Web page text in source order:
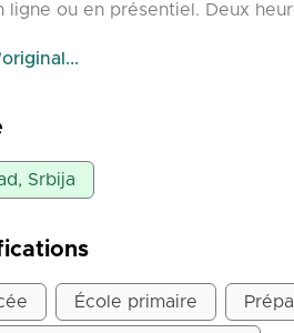
ligne ou en présentiel. Deux
Srbija
École primaire